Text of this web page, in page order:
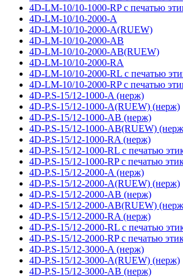
4D-LM-10/10-1000-RP с печатью
4D-LM-10/10-2000-A
4D-LM-10/10-2000-A(RUEW)
4D-LM-10/10-2000-AB
4D-LM-10/10-2000-AB(RUEW)
4D-LM-10/10-2000-RA
4D-LM-10/10-2000-RL с печатью
4D-LM-10/10-2000-RP с печатью
4D-P.S-15/12-1000-A (нерж)
4D-P.S-15/12-1000-A(RUEW) (нерж)
4D-P.S-15/12-1000-AB (нерж)
4D-P.S-15/12-1000-AB(RUEW)
4D-P.S-15/12-1000-RA (нерж)
4D-P.S-15/12-1000-RL с печатью
4D-P.S-15/12-1000-RP с печатью
4D-P.S-15/12-2000-A (нерж)
4D-P.S-15/12-2000-A(RUEW) (нерж)
4D-P.S-15/12-2000-AB (нерж)
4D-P.S-15/12-2000-AB(RUEW)
4D-P.S-15/12-2000-RA (нерж)
4D-P.S-15/12-2000-RL с печатью
4D-P.S-15/12-2000-RP с печатью
4D-P.S-15/12-3000-A (нерж)
4D-P.S-15/12-3000-A(RUEW) (нерж)
4D-P.S-15/12-3000-AB (нерж)